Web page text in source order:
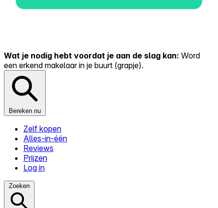
Wat je nodig hebt voordat je aan de slag kan: Word
een erkend makelaar in je buurt (grapje).
Bereken nu
Zelf kopen
Alles-in-één
Reviews
Prijzen
Log in
Zoeken